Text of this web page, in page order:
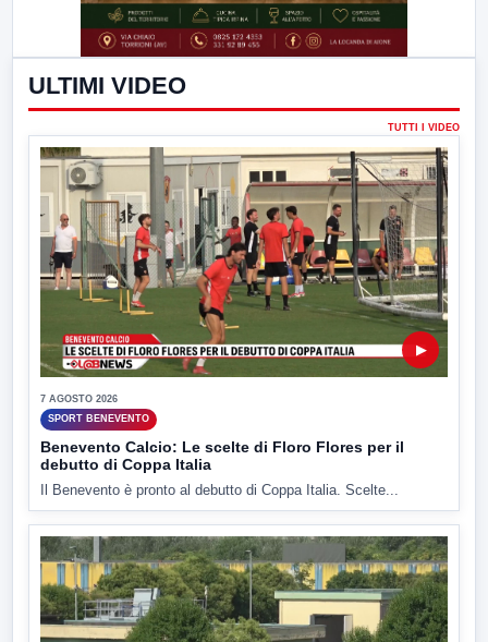
ULTIMI VIDEO
TUTTI I VIDEO
▶
7 AGOSTO 2026
SPORT BENEVENTO
Benevento Calcio: Le scelte di Floro Flores per il
debutto di Coppa Italia
Il Benevento è pronto al debutto di Coppa Italia. Scelte...